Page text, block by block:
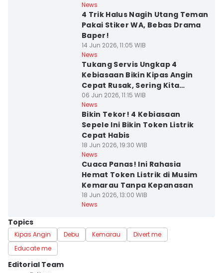
News
4 Trik Halus Nagih Utang Teman
Pakai Stiker WA, Bebas Drama
Baper!
14 Jun 2026, 11:05 WIB
News
Tukang Servis Ungkap 4
Kebiasaan Bikin Kipas Angin
Cepat Rusak, Sering Kita
Lakukan
06 Jun 2026, 11:15 WIB
News
Bikin Tekor! 4 Kebiasaan
Sepele Ini Bikin Token Listrik
Cepat Habis
18 Jun 2026, 19:30 WIB
News
Cuaca Panas! Ini Rahasia
Hemat Token Listrik di Musim
Kemarau Tanpa Kepanasan
18 Jun 2026, 13:00 WIB
News
Topics
Kipas Angin Debu Kemarau
Divert me
Educate me
Editorial Team